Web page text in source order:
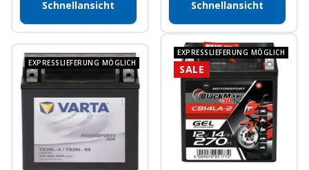
Schnellansicht Schnellansicht
EXPRESSLIEFERUNG MÖGLICH
EXPRESSLIEFERUNG MÖGLICH
SALE